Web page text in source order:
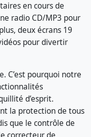
en cours de
radio CD/MP3 pour
deux écrans 19
pour divertir
C’est pourquoi notre
d’esprit.
la protection de tous
que le contrôle de